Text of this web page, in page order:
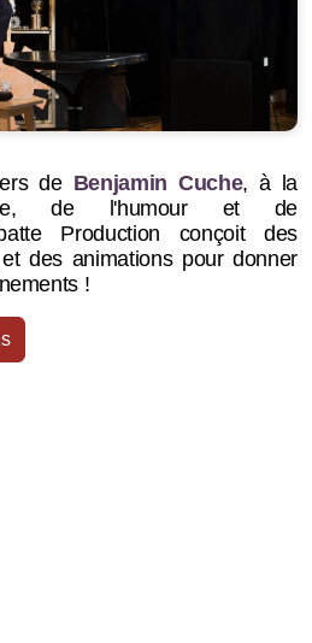
de Benjamin Cuche, à la
de l'humour et de
Production conçoit des
des animations pour donner
!